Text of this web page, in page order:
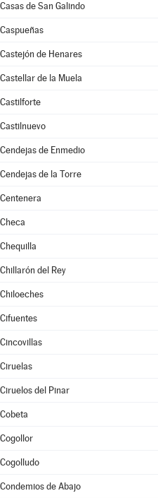
Casas de San Galindo
Caspueñas
Castejón de Henares
Castellar de la Muela
Castilforte
Castilnuevo
Cendejas de Enmedio
Cendejas de la Torre
Centenera
Checa
Chequilla
Chillarón del Rey
Chiloeches
Cifuentes
Cincovillas
Ciruelas
Ciruelos del Pinar
Cobeta
Cogollor
Cogolludo
Condemios de Abajo